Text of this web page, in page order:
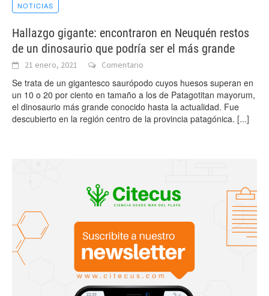
NOTICIAS
Hallazgo gigante: encontraron en Neuquén restos
de un dinosaurio que podría ser el más grande
21 enero, 2021 Comentario
Se trata de un gigantesco saurópodo cuyos huesos superan en
un 10 o 20 por ciento en tamaño a los de Patagotitan mayorum,
el dinosaurio más grande conocido hasta la actualidad. Fue
descubierto en la región centro de la provincia patagónica. [...]